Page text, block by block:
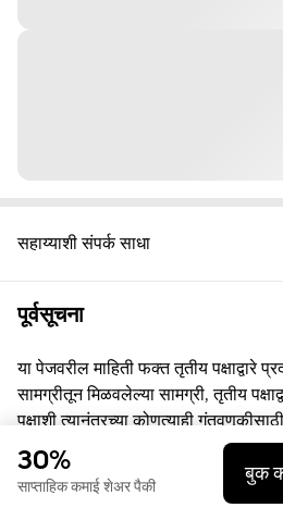
सहाय्याशी संपर्क साधा
पूर्वसूचना
या पेजवरील माहिती फक्त तृतीय पक्षाद्वारे
सामग्रीतून मिळवलेल्या सामग्री, तृतीय
पक्षाशी त्यानंतरच्या कोणत्याही
पक्षाशी व्यस्त असताना, तुम्ही त्यांच्याशी
पक्ष नाही. प्रश्नांसाठी, कृपया तृतीय
30%
साप्ताहिक कमाई शेअर पैकी
बुक